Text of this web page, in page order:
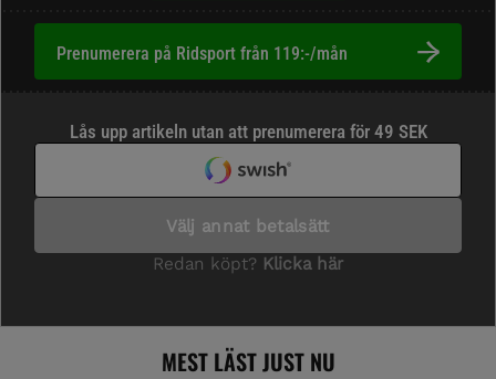
Prenumerera på Ridsport från 119:-/mån
MEST LÄST JUST NU